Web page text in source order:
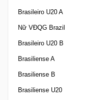
Brasileiro U20 A
Nữ VĐQG Brazil
Brasileiro U20 B
Brasiliense A
Brasiliense B
Brasiliense U20